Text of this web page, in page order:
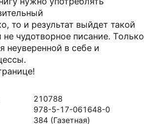
то и результат выйдет такой
чудотворное писание. Только
неуверенной в себе и
210788
978-5-17-061648-0
384 (Газетная)